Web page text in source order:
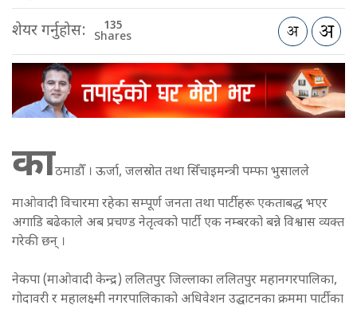
शेयर गर्नुहोस: 135
Shares
काठमाडौँ । ऊर्जा, जलस्रोत तथा सिँचाइमन्त्री पम्फा भुसालले
माओवादी विचारमा रहेका सम्पूर्ण जनता तथा पार्टीहरू एकताबद्ध भएर
अगाडि बढेकाले अब प्रचण्ड नेतृत्वको पार्टी एक नम्बरको बन्ने विश्वास व्यक्त
गरेकी छन् ।
नेकपा (माओवादी केन्द्र) ललितपुर जिल्लाका ललितपुर महानगरपालिका,
गोदावरी र महालक्ष्मी नगरपालिकाको अधिवेशन उद्घाटनका क्रममा पार्टीका